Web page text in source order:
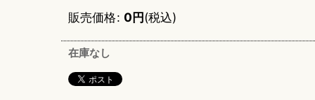
販売価格: 0円(税込)
在庫なし